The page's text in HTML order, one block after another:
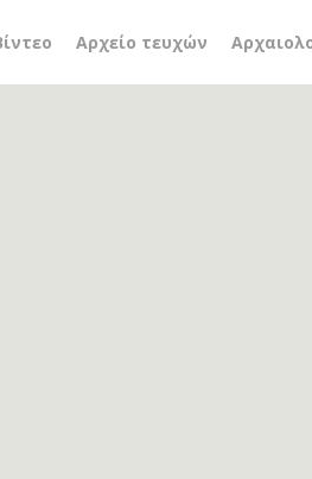
Αρχείο τευχών